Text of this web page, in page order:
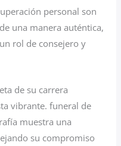
personal son
una manera auténtica,
rol de consejero y
de su carrera
vibrante. funeral de
muestra una
su compromiso